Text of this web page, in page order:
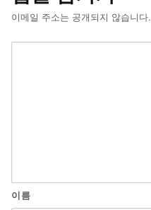
이메일 주소는 공개되지 않습니다.
이름